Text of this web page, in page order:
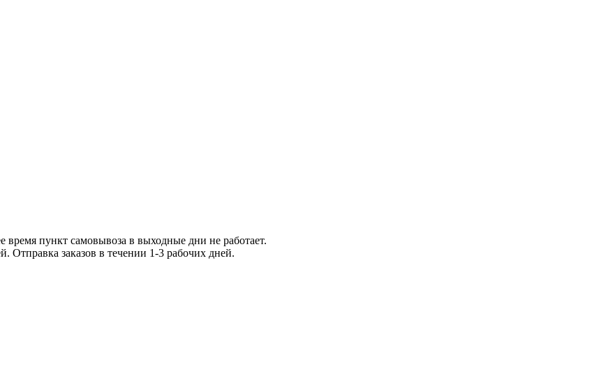
пункт самовывоза в выходные дни не работает.
1-2 рабочих дней. Отправка заказов в течении 1-3 рабочих дней.